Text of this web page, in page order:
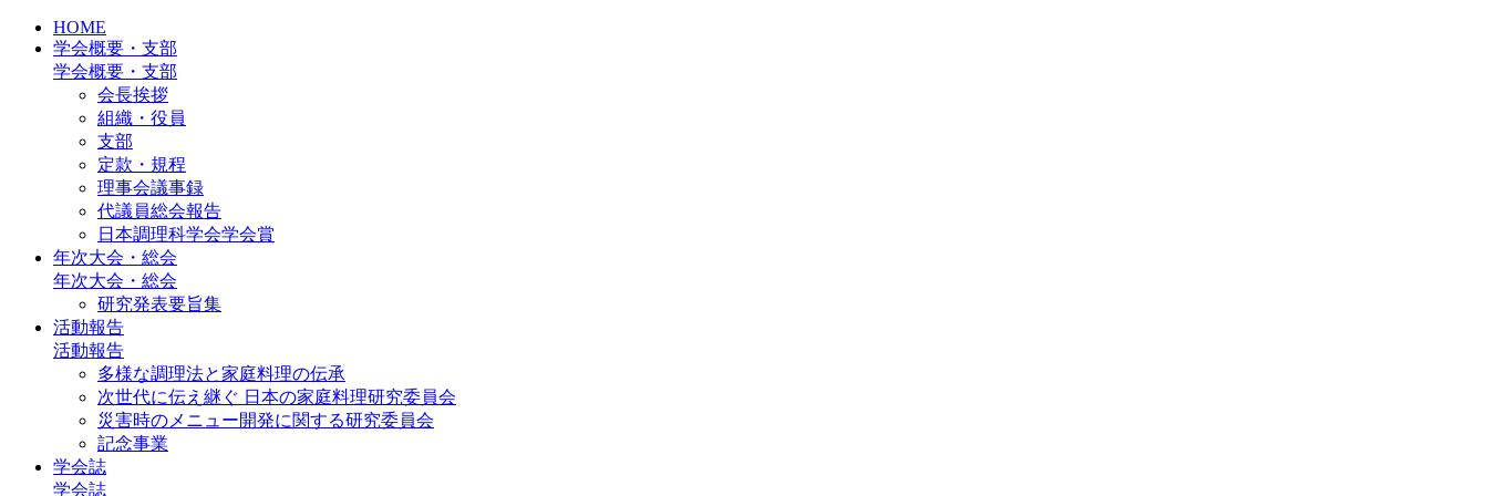
HOME
学会概要・支部
学会概要・支部
会長挨拶
組織・役員
支部
定款・規程
理事会議事録
代議員総会報告
日本調理科学会学会賞
年次大会・総会
年次大会・総会
研究発表要旨集
活動報告
活動報告
多様な調理法と家庭料理の伝承
次世代に伝え継ぐ 日本の家庭料理研究委員会
災害時のメニュー開発に関する研究委員会
記念事業
学会誌
学会誌